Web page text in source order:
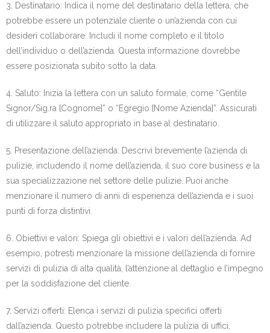
3. Destinatario: Indica il nome del destinatario della lettera, che
potrebbe essere un potenziale cliente o un’azienda con cui
desideri collaborare. Includi il nome completo e il titolo
dell’individuo o dell’azienda. Questa informazione dovrebbe
essere posizionata subito sotto la data.
4. Saluto: Inizia la lettera con un saluto formale, come “Gentile
Signor/Sig.ra [Cognome]” o “Egregio [Nome Azienda]”. Assicurati
di utilizzare il saluto appropriato in base al destinatario.
5. Presentazione dell’azienda: Descrivi brevemente l’azienda di
pulizie, includendo il nome dell’azienda, il suo core business e la
sua specializzazione nel settore delle pulizie. Puoi anche
menzionare il numero di anni di esperienza dell’azienda e i suoi
punti di forza distintivi.
6. Obiettivi e valori: Spiega gli obiettivi e i valori dell’azienda. Ad
esempio, potresti menzionare la missione dell’azienda di fornire
servizi di pulizia di alta qualità, l’attenzione al dettaglio e l’impegno
per la soddisfazione del cliente.
7. Servizi offerti: Elenca i servizi di pulizia specifici offerti
dall’azienda. Questo potrebbe includere la pulizia di uffici,